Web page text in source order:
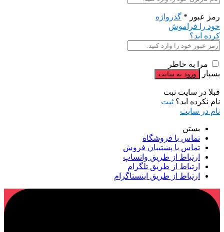
رمز عبور * گذرواژه
خود را فراموش
کرده اید؟
مرا به خاطر
بسپار
قبلا در سایت ثبت
نام نکرده اید؟ ثبت
نام در سایت
بستن
تماس با فروشگاه
تماس با پشتیبان فروش
ارتباط از طریق واتساپ
ارتباط از طریق تلگرام
ارتباط از طریق اینستاگرام